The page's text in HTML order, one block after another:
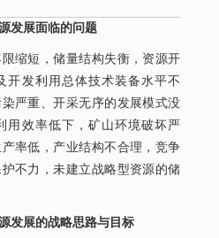
发展面临的问题
缩短，储量结构失衡，资源开
开发利用总体技术装备水平不
严重、开采无序的发展模式没
用效率低下，矿山环境破坏严
率低，产业结构不合理，竞争
不力，未建立战略型资源的储
发展的战略思路与目标